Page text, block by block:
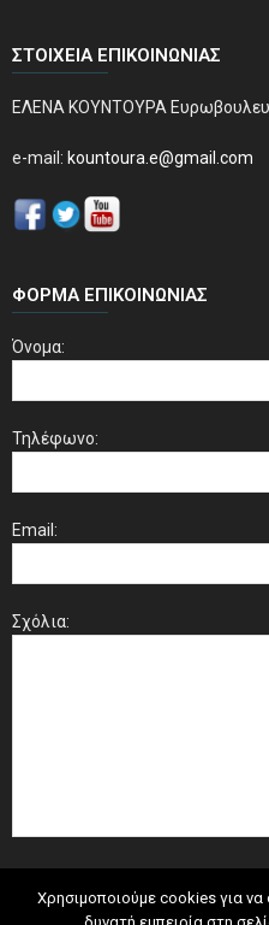
ΣΤΟΙΧΕΊΑ ΕΠΙΚΟΙΝΩΝΊΑΣ
ΕΛΕΝΑ ΚΟΥΝΤΟΥΡΑ
e-mail: kountoura.e@gmail.com
ΦΌΡΜΑ ΕΠΙΚΟΙΝΩΝΊΑΣ
Όνομα:
Τηλέφωνο:
Email:
Σχόλια:
Χρησιμοποιούμε cookies για